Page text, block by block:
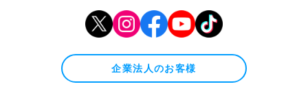
企業法人のお客様